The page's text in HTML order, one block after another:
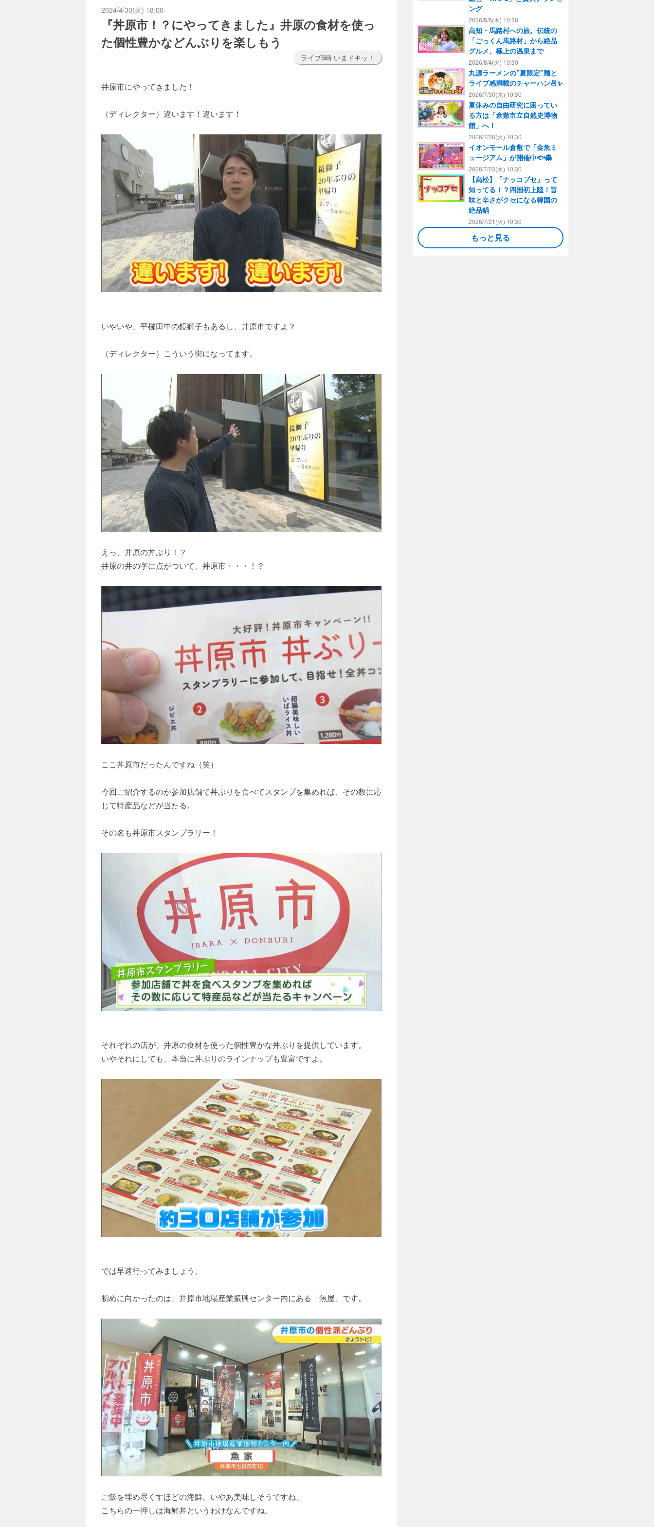
2024/4/30(火) 18:00
『丼原市！？にやってきました』井原の食材を使っ
た個性豊かなどんぶりを楽しもう
ライブ5時 いまドキッ！
井原市にやってきました！
（ディレクター）違います！違います！
いやいや、平櫛田中の鏡獅子もあるし、井原市ですよ？
（ディレクター）こういう街になってます。
えっ、井原の丼ぶり！？
井原の井の字に点がついて、丼原市・・・！？
ここ丼原市だったんですね（笑）
今回ご紹介するのが参加店舗で丼ぶりを食べてスタンプを集めれば、その数に応
じて特産品などが当たる。
その名も丼原市スタンプラリー！
それぞれの店が、井原の食材を使った個性豊かな丼ぶりを提供しています。
いやそれにしても、本当に丼ぶりのラインナップも豊富ですよ。
では早速行ってみましょう。
初めに向かったのは、井原市地場産業振興センター内にある「魚屋」です。
ご飯を埋め尽くすほどの海鮮、いやあ美味しそうですね。
こちらの一押しは海鮮丼というわけなんですね。
ング
2026/8/6(木) 10:30
高知・馬路村への旅。伝統の
「ごっくん馬路村」から絶品
グルメ、極上の温泉まで
2026/8/4(火) 10:30
丸源ラーメンの”夏限定”麺と
ライブ感満載のチャーハン🍜✨
2026/7/30(木) 10:30
夏休みの自由研究に困ってい
る方は「倉敷市立自然史博物
館」へ！
2026/7/28(火) 10:30
イオンモール倉敷で「金魚ミ
ュージアム」が開催中🐟👻
2026/7/23(木) 10:30
【高松】「ナッコプセ」って
知ってる！？四国初上陸！旨
味と辛さがクセになる韓国の
絶品鍋
2026/7/21(火) 10:30
もっと見る